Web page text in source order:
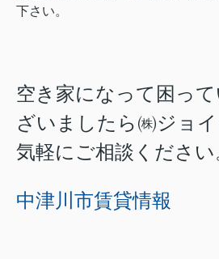
下さい。
空き家になって困っ
ざいましたら㈱ジョ
気軽にご相談ください
中津川市賃貸情報